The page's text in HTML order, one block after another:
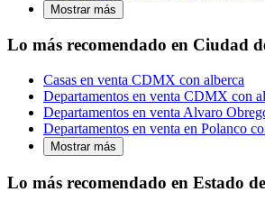
Mostrar más
Lo más recomendado en Ciudad
Casas en venta CDMX con alberca
Departamentos en venta CDMX con
Departamentos en venta Alvaro
Departamentos en venta en Polanco
Mostrar más
Lo más recomendado en Estado